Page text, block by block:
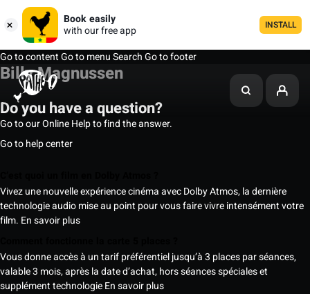
Book easily
with our free app
INSTALL
Go to contentGo to menuSearchGo to footer
Billy Magnussen
Do you have a question?
Go to our Online Help to find the answer.
Go to help center
Vivez une nouvelle expérience cinéma avec Dolby Atmos, la dernière
technologie audio mise au point pour vous faire vivre intensément votre
film. En savoir plus
Vous donne accès à un tarif préférentiel jusqu’à 3 places par séances,
valable 3 mois, après la date d’achat, hors séances spéciales et
supplément technologieEn savoir plus